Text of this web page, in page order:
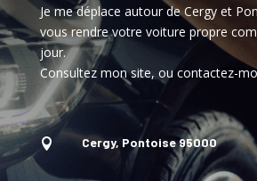
Je me déplace autour de Cergy et
vous rendre votre voiture propre
jour.
Consultez mon site, ou contactez-
 Cergy, Pontoise 95000